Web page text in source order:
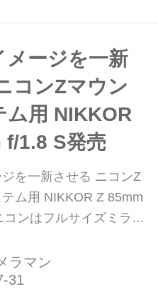
メージを一新
コンZマウン
ム用 NIKKOR
f/1.8 S発売
を一新させる ニコンZ
ム用 NIKKOR Z 85mm
ンはフルサイズミラー
Z 85mm f/1.8 Sを発
2019年9月5日予定で、
ラマン